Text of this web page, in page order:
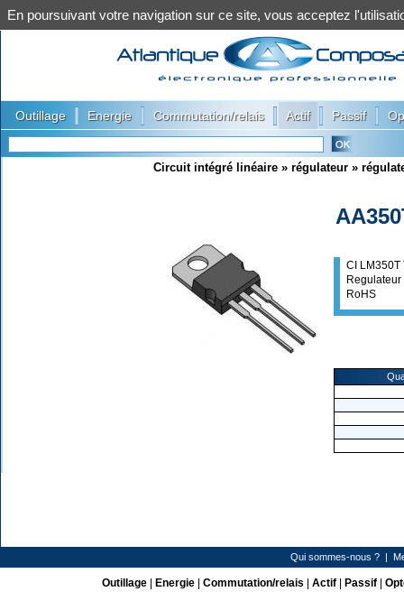
Outillage Energie Commutation/relais Actif Passif
Circuit intégré linéaire » régulateur »
CI LM350T
RoHS
Qui sommes-nous ? |
Outillage| Energie| Commutation/relais Actif| Passif|
En poursuivant votre navigation sur ce site, vous acceptez